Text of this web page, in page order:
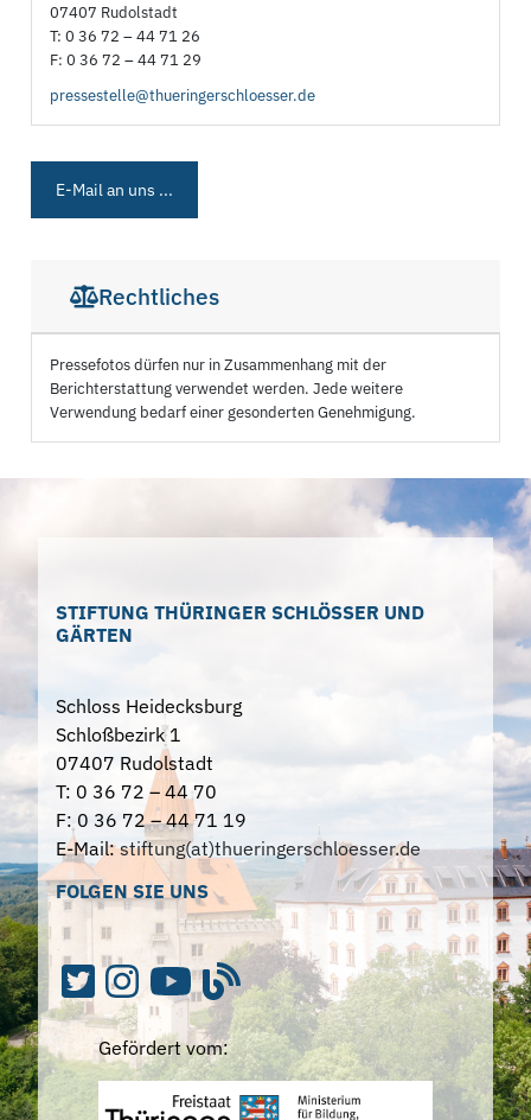
07407 Rudolstadt
T: 0 36 72 – 44 71 26
F: 0 36 72 – 44 71 29
pressestelle@thueringerschloesser.de
E-Mail an uns ...
Rechtliches
Pressefotos dürfen nur in Zusammenhang mit der
Berichterstattung verwendet werden. Jede weitere
Verwendung bedarf einer gesonderten Genehmigung.
STIFTUNG THÜRINGER SCHLÖSSER UND
GÄRTEN
Schloss Heidecksburg
Schloßbezirk 1
07407 Rudolstadt
T: 0 36 72 – 44 70
F: 0 36 72 – 44 71 19
E-Mail:stiftung(at)thueringerschloesser.de
FOLGEN SIE UNS
Gefördert vom: